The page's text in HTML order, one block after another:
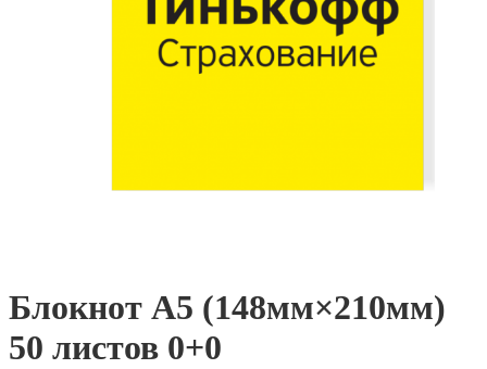
Блокнот А5 (148мм×210мм)
50 листов 0+0